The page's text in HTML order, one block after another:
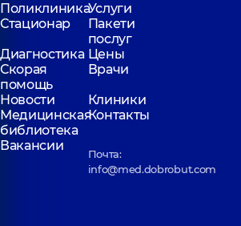
ПоликлиникаУслуги
Стационар
Пакети
послуг
Диагностика Цены
Скорая
помощь
Врачи
Новости
Клиники
Медицинская
библиотека
Контакты
Вакансии
Почта:
info@med.dobrobut.com